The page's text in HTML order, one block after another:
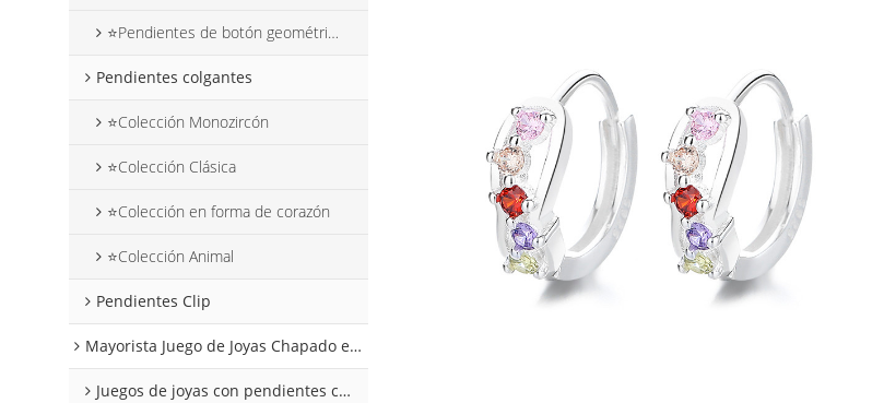
⭐Pendientes de botón geométricos
Pendientes colgantes
⭐Colección Monozircón
⭐Colección Clásica
⭐Colección en forma de corazón
⭐Colección Animal
Pendientes Clip
Mayorista Juego de Joyas Chapado en Oro 18k
Juegos de joyas con pendientes colgantes